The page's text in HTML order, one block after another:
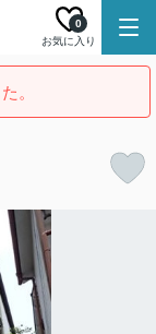
お気に入り
0
。